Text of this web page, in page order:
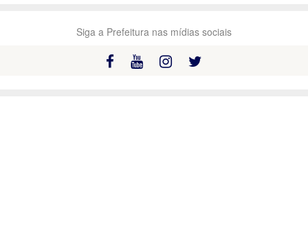
Siga a Prefeitura nas mídias sociais